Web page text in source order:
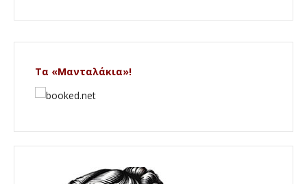
Τα «Μανταλάκια»!